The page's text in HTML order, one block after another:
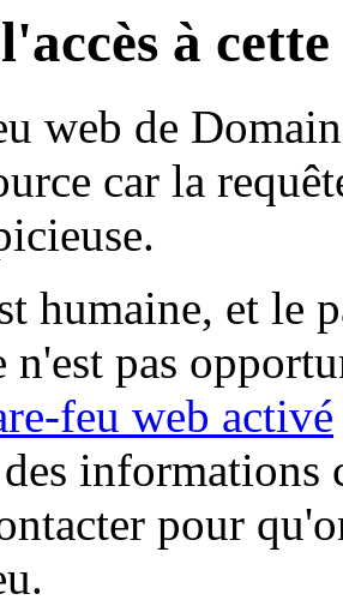
à
web de
car la
humaine, et le
n'est pas
feu web activé
informations
pour